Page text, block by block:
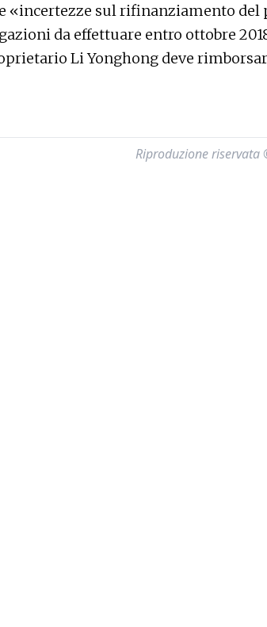
«incertezze sul rifinanziamento del
da effettuare entro ottobre
Li Yonghong deve
Riproduzione riservata